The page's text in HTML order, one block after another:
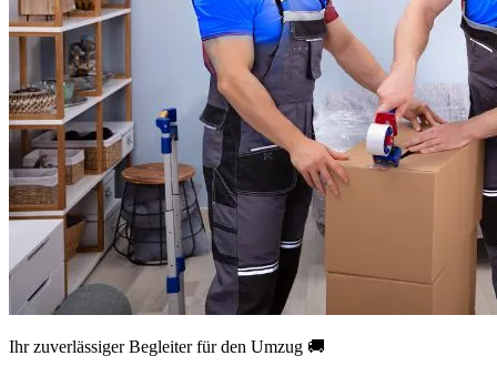
Ihr zuverlässiger Begleiter für den Umzug 🚚